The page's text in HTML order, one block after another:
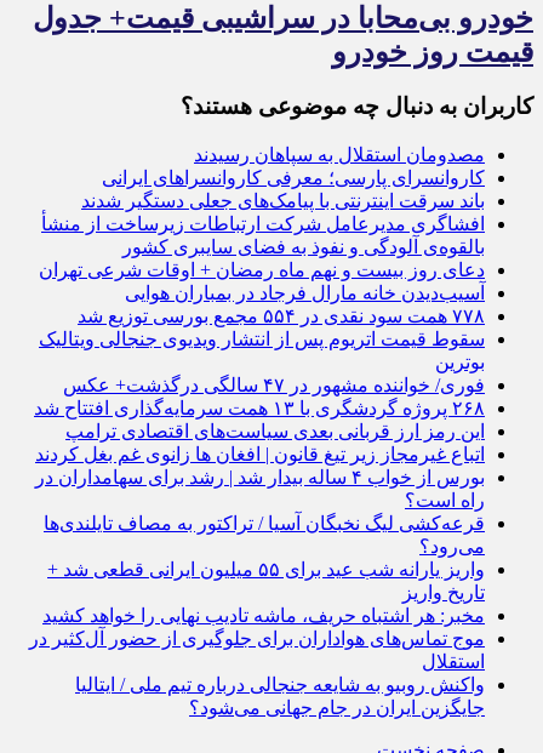
خودرو بی‌محابا در سراشیبی قیمت+ جدول
قیمت روز خودرو
کاربران به دنبال چه موضوعی هستند؟
مصدومان استقلال به سپاهان رسیدند
کاروانسرای پارسی؛ معرفی کاروانسراهای ایرانی
باند سرقت اینترنتی با پیامک‌های جعلی دستگیر شدند
افشاگری مدیرعامل شرکت ارتباطات زیرساخت از منشأ
بالقوه‌ی آلودگی و نفوذ به فضای سایبری کشور
دعای روز بیست و نهم ماه رمضان + اوقات شرعی تهران
آسیب‌دیدن خانه مارال فرجاد در بمباران هوایی
۷۷۸ همت سود نقدی در ۵۵۴ مجمع بورسی توزیع شد
سقوط قیمت اتریوم پس از انتشار ویدیوی جنجالی ویتالیک
بوترین
فوری/ خواننده مشهور در ۴۷ سالگی درگذشت+ عکس
۲۶۸ پروژه گردشگری با ۱۳ همت سرمایه‌گذاری افتتاح شد
این رمز ارز قربانی بعدی سیاست‌های اقتصادی ترامپ
اتباع غیرمجاز زیر تیغ قانون | افغان ها زانوی غم بغل کردند
بورس از خواب ۴ ساله بیدار شد | رشد برای سهامداران در
راه است؟
قرعه‌کشی لیگ نخبگان آسیا / تراکتور به مصاف تایلندی‌ها
می‌رود؟
واریز یارانه شب عید برای ۵۵ میلیون ایرانی قطعی شد +
تاریخ واریز
مخبر: هر اشتباه حریف، ماشه تادیب نهایی را خواهد کشید
موج تماس‌های هواداران برای جلوگیری از حضور آل‌کثیر در
استقلال
واکنش روبیو به شایعه جنجالی درباره تیم ملی / ایتالیا
جایگزین ایران در جام جهانی می‌شود؟